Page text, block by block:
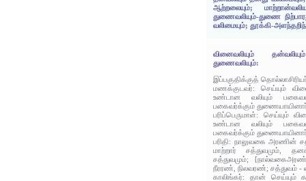
ஆற்றலையும்;
துணைவலியும்-துணை
வலிமையும்; தூக்கி-
வினைவலியும்
துணைவலியும்:
இப்பகுதிக்குத்
மணக்குடவர்: செய்யும்
உண்டான வலியும்
பகைவர்க்கும் துணையாயினார்
பரிப்பெருமாள்: செய்யும்
உண்டான வலியும்
பகைவர்க்கும் துணையாயினார்
பரிதி: நாலுவகை அரணின்
மாற்றார் சத்துவமும்,
சத்துவமும்;
நீரரண், நிலவரண்; சத்துவம் -
காலிங்கர்: தான் செய்யும்